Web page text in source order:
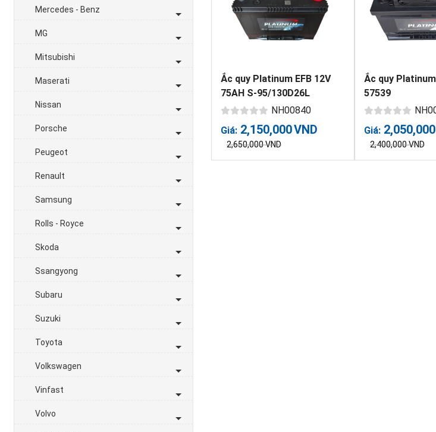
Mercedes - Benz
MG
Mitsubishi
Maserati
Nissan
Porsche
Peugeot
Renault
Samsung
Rolls - Royce
Skoda
Ssangyong
Subaru
Suzuki
Toyota
Volkswagen
Vinfast
Volvo
Ắc quy Platinum EFB 12V
75AH S-95/130D26L
NH00840
Giá: 2,150,000VND
2,650,000VND
Ắc quy Platinum
57539
Giá: 2,050,000
2,400,000VND